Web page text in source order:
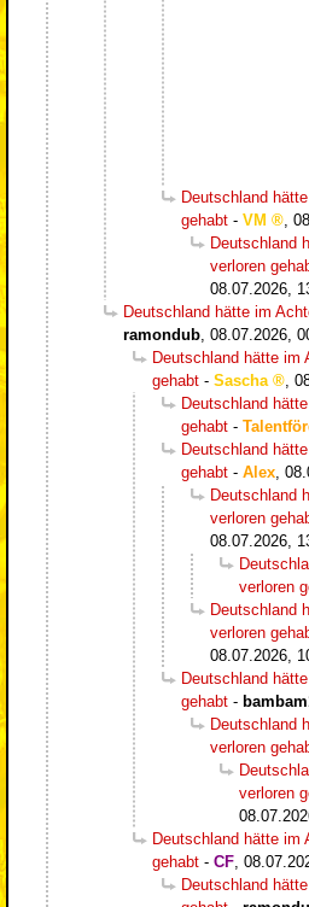
Deutschland
gehabt - VM
Deutschland
verloren
08.07.2026,
Deutschland hätte im
ramondub 08.07.2026,
Deutschland hätte im
gehabt - Sascha
Deutschland
gehabt -
Deutschland
gehabt - Alex
Deutschland
verloren
08.07.2026,
verloren
Deutschland
verloren
08.07.2026,
Deutschland
gehabt -
Deutschland
verloren
verloren
Deutschland hätte im
gehabt - CF
Deutschland